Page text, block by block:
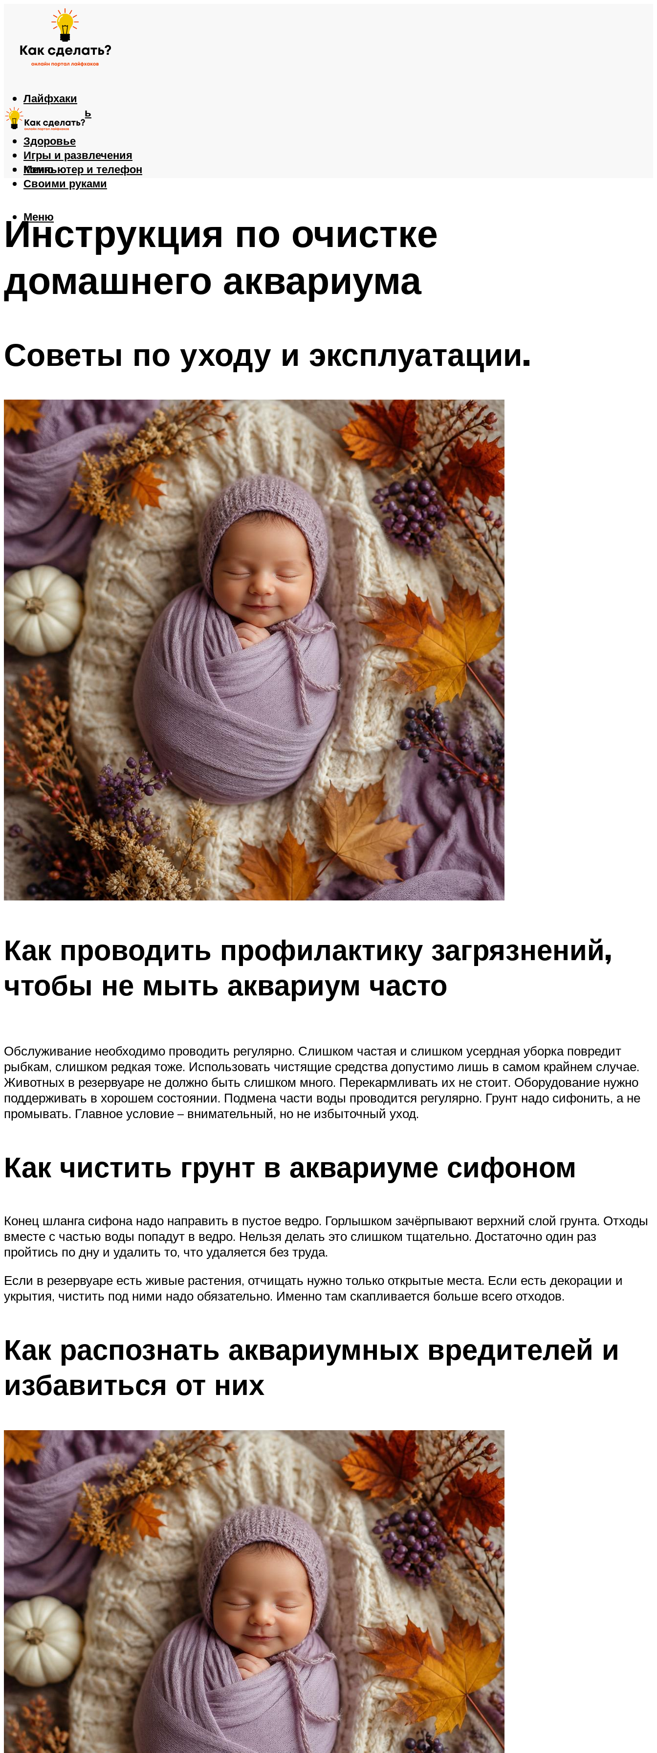
Лайфхаки
Автомобиль
Еда
Здоровье
Игры и развлечения
Компьютер и телефон
Своими руками
Меню
Меню
Инструкция по очистке
домашнего аквариума
Советы по уходу и эксплуатации.
Как проводить профилактику загрязнений,
чтобы не мыть аквариум часто
Обслуживание необходимо проводить регулярно. Слишком частая и слишком усердная уборка повредит
рыбкам, слишком редкая тоже. Использовать чистящие средства допустимо лишь в самом крайнем случае.
Животных в резервуаре не должно быть слишком много. Перекармливать их не стоит. Оборудование нужно
поддерживать в хорошем состоянии. Подмена части воды проводится регулярно. Грунт надо сифонить, а не
промывать. Главное условие – внимательный, но не избыточный уход.
Как чистить грунт в аквариуме сифоном
Конец шланга сифона надо направить в пустое ведро. Горлышком зачёрпывают верхний слой грунта. Отходы
вместе с частью воды попадут в ведро. Нельзя делать это слишком тщательно. Достаточно один раз
пройтись по дну и удалить то, что удаляется без труда.
Если в резервуаре есть живые растения, отчищать нужно только открытые места. Если есть декорации и
укрытия, чистить под ними надо обязательно. Именно там скапливается больше всего отходов.
Как распознать аквариумных вредителей и
избавиться от них